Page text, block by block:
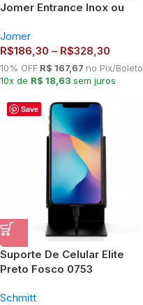
Jomer Entrance Inox ou
77cm
Jomer
R$186,30 – R$328,30
10% OFF R$ 167,67 no Pix/Boleto
10x de R$ 18,63 sem juros
Save
Suporte De Celular Elite
Preto Fosco 0753
Schmitt